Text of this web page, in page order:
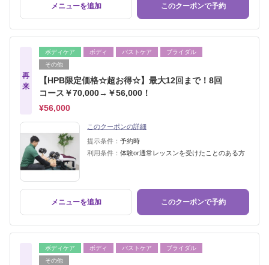
メニューを追加 このクーポンで予約
再
来
ボディケア ボディ バストケア
ブライダル
その他
【HPB限定価格☆超お得☆】最大12回まで！8回
コース￥70,000→￥56,000！
¥56,000
このクーポンの詳細
提示条件： 予約時
利用条件： 体験or通常レッスンを受けたことのある方
メニューを追加 このクーポンで予約
ボディケア ボディ バストケア
ブライダル
その他